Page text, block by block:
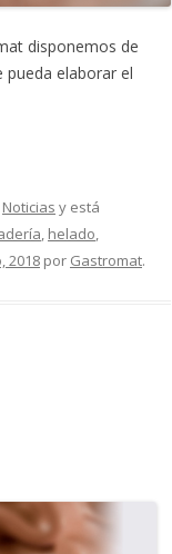
disponemos de
pueda elaborar el
Noticias y está
, helado,
2018 por Gastromat.